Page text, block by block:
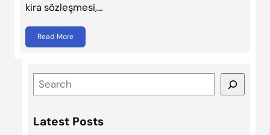
kira sözleşmesi,…
Read More
e
r
Latest Posts